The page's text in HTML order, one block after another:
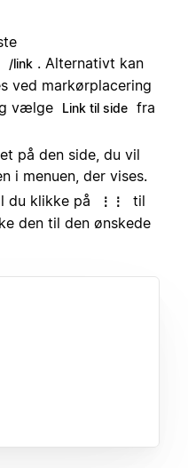
/link . Alternativt kan
ved markørplacering
vælge
Link til side fra
på den side, du vil
i menuen, der vises.
du klikke på
⋮⋮
til
den til den ønskede